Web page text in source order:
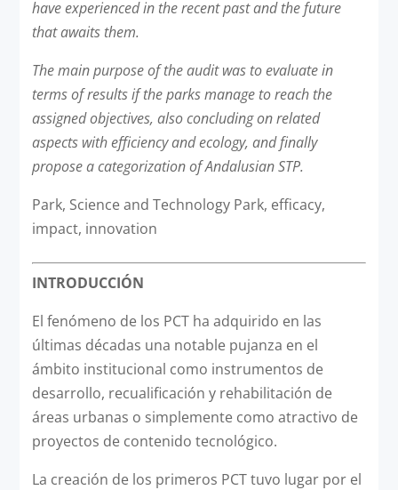
have experienced in the recent past and the future
that awaits them.
The main purpose of the audit was to evaluate in
terms of results if the parks manage to reach the
assigned objectives, also concluding on related
aspects with efficiency and ecology, and finally
propose a categorization of Andalusian STP.
Park, Science and Technology Park, efficacy,
impact, innovation
INTRODUCCIÓN
El fenómeno de los PCT ha adquirido en las
últimas décadas una notable pujanza en el
ámbito institucional como instrumentos de
desarrollo, recualificación y rehabilitación de
áreas urbanas o simplemente como atractivo de
proyectos de contenido tecnológico.
La creación de los primeros PCT tuvo lugar por el